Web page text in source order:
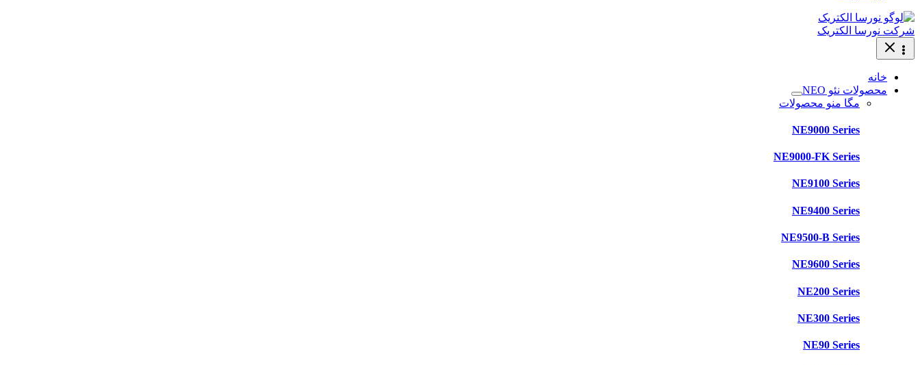
شرکت نورسا الکتریک
خانه
محصولات نئو NEO
مگا منو محصولات
NE9000 Series
NE9000-FK Series
NE9100 Series
NE9400 Series
NE9500-B Series
NE9600 Series
NE200 Series
NE300 Series
NE90 Series